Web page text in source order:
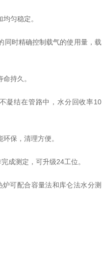
匀稳定。
同时精确控制载气的使用量，载
持久。
凝结在管路中，水分回收率10
保，清理方便。
成测定，可升级24工位。
可配合容量法和库仑法水分测